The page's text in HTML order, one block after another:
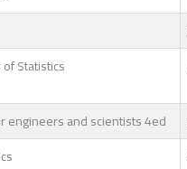
Statistics
engineers and scientists 4ed